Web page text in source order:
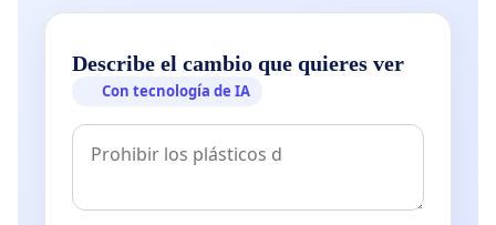
Describe el cambio que quieres ver
Con tecnología de IA